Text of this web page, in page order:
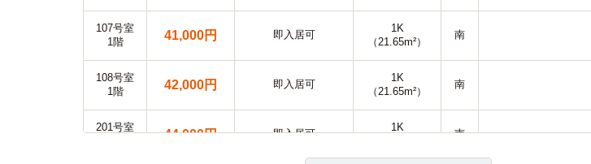
107号室
1階
41,000円 即入居可
1K
（21.65m²）
南
108号室
1階
42,000円 即入居可
1K
（21.65m²）
南
201号室
44,000円 即入居可
1K
南